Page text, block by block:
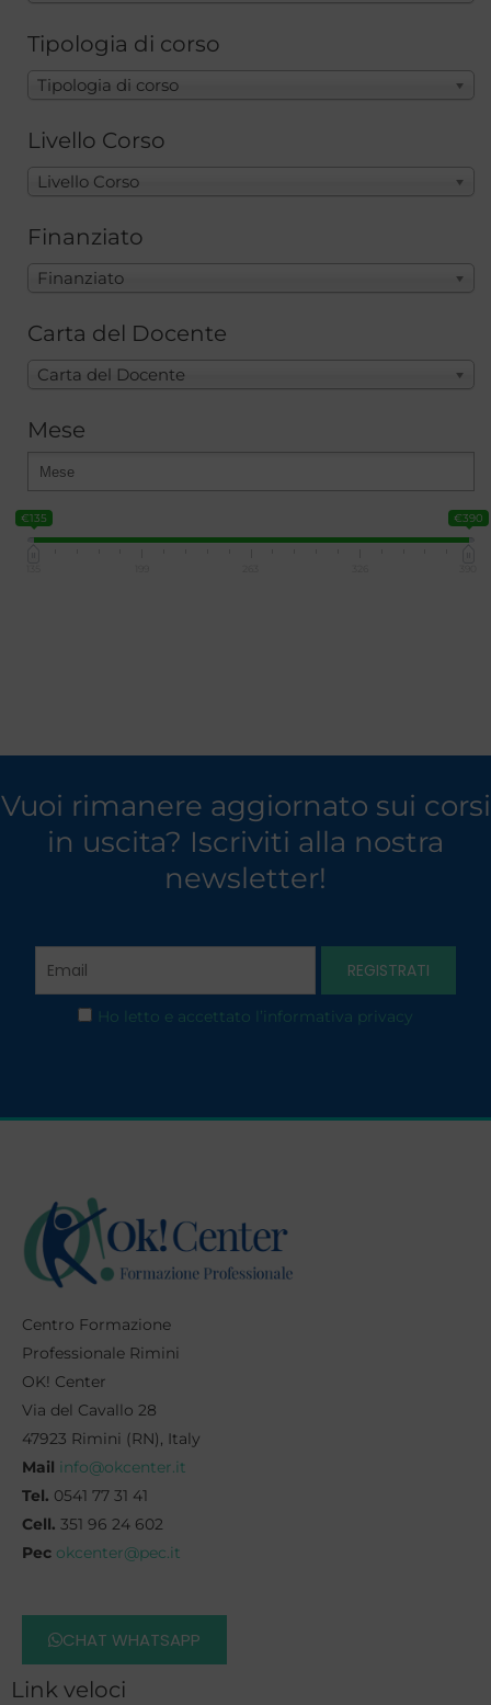
Tipologia di corso
Tipologia di corso
Livello Corso
Livello Corso
Finanziato
Finanziato
Carta del Docente
Carta del Docente
Mese
€135 €390
Vuoi rimanere aggiornato sui corsi
in uscita? Iscriviti alla nostra
newsletter!
Ho letto e accettato l’informativa privacy
Centro Formazione
Professionale Rimini
OK! Center
Via del Cavallo 28
47923 Rimini (RN), Italy
Mail info@okcenter.it
Tel. 0541 77 31 41
Cell. 351 96 24 602
Pec okcenter@pec.it
CHAT WHATSAPP
Link veloci